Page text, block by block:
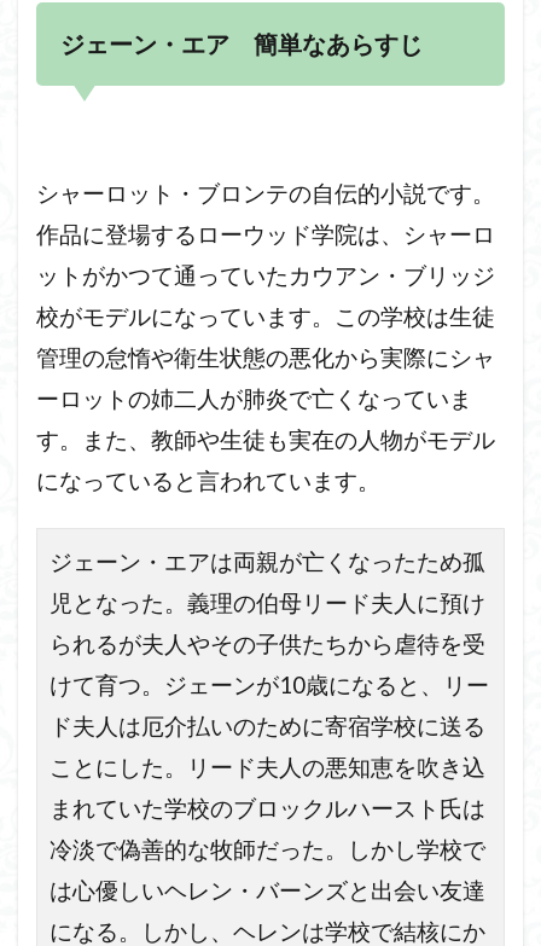
ジェーン・エア 簡単なあらすじ
シャーロット・ブロンテの自伝的小説です。
作品に登場するローウッド学院は、シャーロ
ットがかつて通っていたカウアン・ブリッジ
校がモデルになっています。この学校は生徒
管理の怠惰や衛生状態の悪化から実際にシャ
ーロットの姉二人が肺炎で亡くなっていま
す。また、教師や生徒も実在の人物がモデル
になっていると言われています。
ジェーン・エアは両親が亡くなったため孤
児となった。義理の伯母リード夫人に預け
られるが夫人やその子供たちから虐待を受
けて育つ。ジェーンが10歳になると、リー
ド夫人は厄介払いのために寄宿学校に送る
ことにした。リード夫人の悪知恵を吹き込
まれていた学校のブロックルハースト氏は
冷淡で偽善的な牧師だった。しかし学校で
は心優しいヘレン・バーンズと出会い友達
になる。しかし、ヘレンは学校で結核にか